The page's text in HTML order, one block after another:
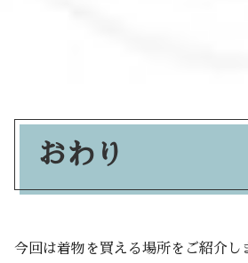
おわり
今回は着物を買える場所をご紹介し